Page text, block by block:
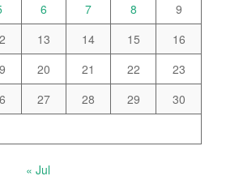
6 7 8
9
13 14 15
16
20 21 22
23
27 28 29
30
« Jul